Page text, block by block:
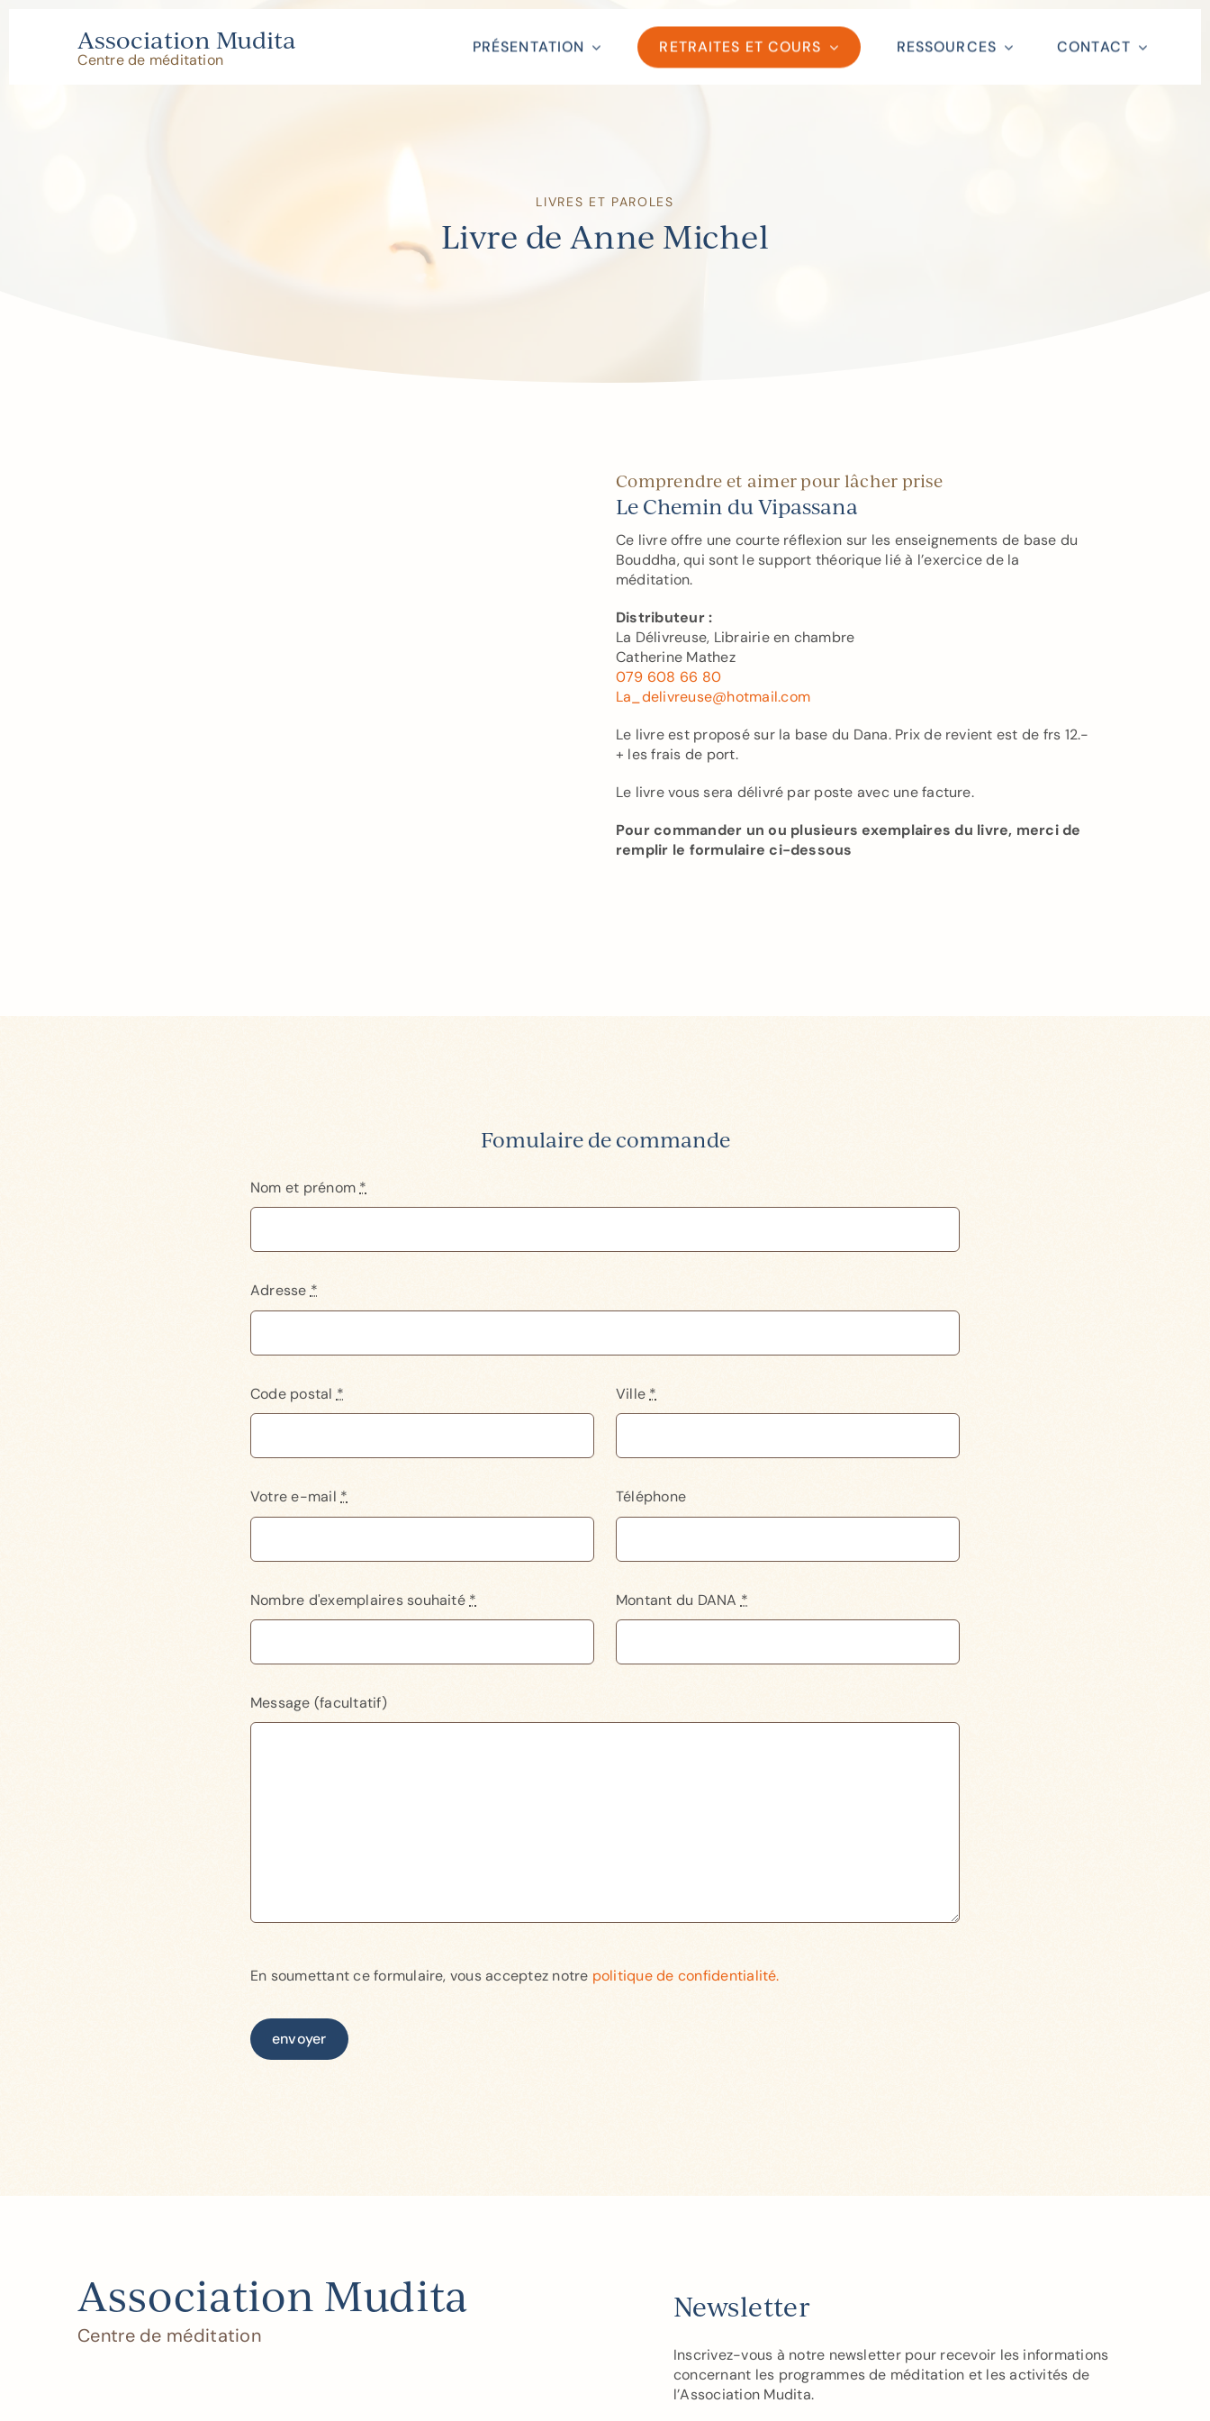
Association Mudita
Centre de méditation
PRÉSENTATION RETRAITES ET COURS RESSOURCES CONTACT
LIVRES ET PAROLES
Livre de Anne Michel
Comprendre et aimer pour lâcher prise
Le Chemin du Vipassana
Ce livre offre une courte réflexion sur les enseignements de base du
Bouddha, qui sont le support théorique lié à l’exercice de la
méditation.
Distributeur :
La Délivreuse, Librairie en chambre
Catherine Mathez
079 608 66 80
La_delivreuse@hotmail.com
Le livre est proposé sur la base du Dana. Prix de revient est de frs 12.-
+ les frais de port.
Le livre vous sera délivré par poste avec une facture.
Pour commander un ou plusieurs exemplaires du livre, merci de
remplir le formulaire ci-dessous
Fomulaire de commande
Nom et prénom *
Adresse*
Code postal * Ville *
Votre e-mail * Téléphone
Nombre d'exemplaires souhaité * Montant du DANA *
Message (facultatif)
En soumettant ce formulaire, vous acceptez notre politique de confidentialité.
envoyer
Association Mudita
Centre de méditation
Newsletter
Inscrivez-vous à notre newsletter pour recevoir les informations
concernant les programmes de méditation et les activités de
l’Association Mudita.